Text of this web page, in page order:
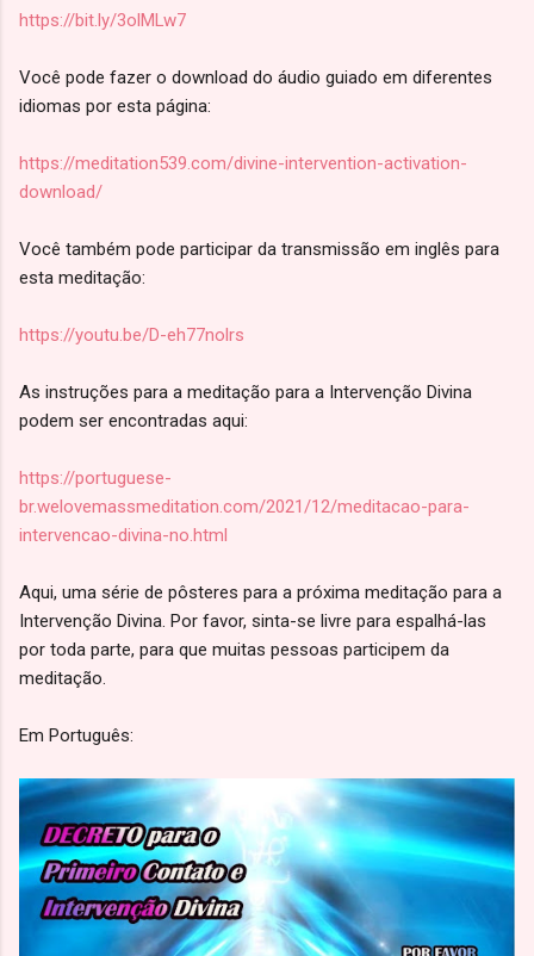
https://bit.ly/3olMLw7
Você pode fazer o download do áudio guiado em diferentes
idiomas por esta página:
https://meditation539.com/divine-intervention-activation-
download/
Você também pode participar da transmissão em inglês para
esta meditação:
https://youtu.be/D-eh77nolrs
As instruções para a meditação para a Intervenção Divina
podem ser encontradas aqui:
https://portuguese-
br.welovemassmeditation.com/2021/12/meditacao-para-
intervencao-divina-no.html
Aqui, uma série de pôsteres para a próxima meditação para a
Intervenção Divina. Por favor, sinta-se livre para espalhá-las
por toda parte, para que muitas pessoas participem da
meditação.
Em Português: